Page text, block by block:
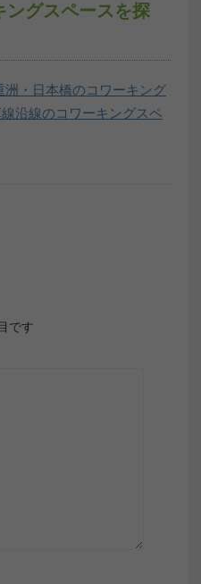
グスペースを探
洲・日本橋のコワーキング
沿線のコワーキングスペ
です